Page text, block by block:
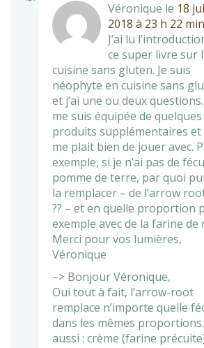
Véronique le 18
2018 à 23 h 22 min
J’ai lu
ce super livre sur
cuisine sans gluten. Je suis
néophyte en cuisine sans
et j’ai une ou deux questions.
me suis équipée de quelques
produits supplémentaires et
me plait bien de jouer avec.
exemple, si je n’ai pas de
pomme de terre, par quoi
la remplacer – de l’arrow
?? – et en quelle proportion
exemple avec de la farine de
Merci pour vos lumières,
Véronique
–> Bonjour Véronique,
Oui tout à fait, l’arrow-root
remplace n’importe quelle
dans les mêmes
aussi : crème (farine